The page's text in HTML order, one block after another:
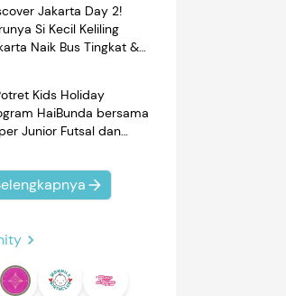
Jakarta Day 2!
Si Kecil Keliling
Naik Bus Tingkat &
Kids Holiday
HaiBunda bersama
Junior Futsal dan
Banget!